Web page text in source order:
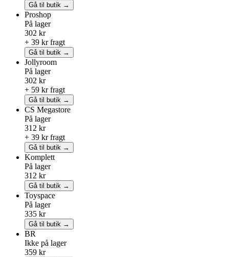
Gå til butik →
Proshop
På lager
302 kr
+ 39 kr fragt
Gå til butik →
Jollyroom
På lager
302 kr
+ 59 kr fragt
Gå til butik →
CS Megastore
På lager
312 kr
+ 39 kr fragt
Gå til butik →
Komplett
På lager
312 kr
Gå til butik →
Toyspace
På lager
335 kr
Gå til butik →
BR
Ikke på lager
359 kr